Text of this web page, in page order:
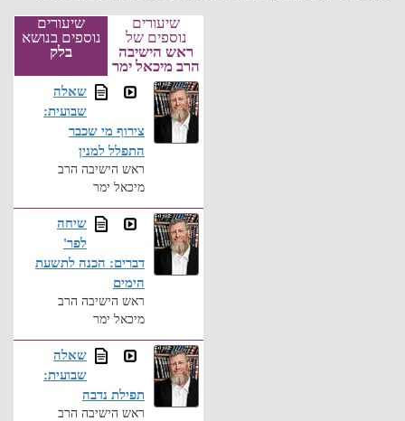
שיעורים
נוספים של
ראש הישיבה
הרב מיכאל ימר
שיעורים
נוספים בנושא
בלק
שאלה
שבועית:
צירוף מי שכבר
התפלל למנין
ראש הישיבה הרב
מיכאל ימר
שיחה
לפר'
דברים: הכנה לתשעת
הימים
ראש הישיבה הרב
מיכאל ימר
שאלה
שבועית:
תפילת נדבה
ראש הישיבה הרב